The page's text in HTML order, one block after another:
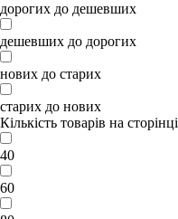
дорогих до дешевших
дешевших до дорогих
нових до старих
старих до нових
Кількість товарів на сторінці
40
60